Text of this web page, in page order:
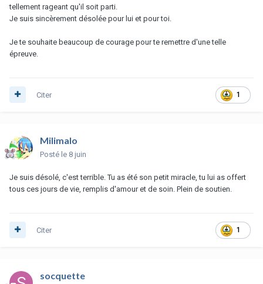
tellement rageant qu'il soit parti.
Je suis sincèrement désolée pour lui et pour toi.
Je te souhaite beaucoup de courage pour te remettre d'une telle
épreuve.
1
Citer
Milimalo
Posté le 8 juin
Je suis désolé, c'est terrible. Tu as été son petit miracle, tu lui as offert
tous ces jours de vie, remplis d'amour et de soin. Plein de soutien.
1
Citer
socquette